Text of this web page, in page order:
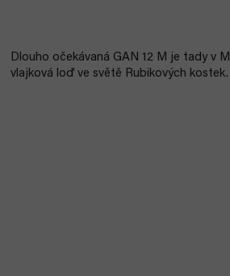
Dlouho očekávaná GAN 12 M je tady v
vlajková loď ve světě Rubikových kostek.